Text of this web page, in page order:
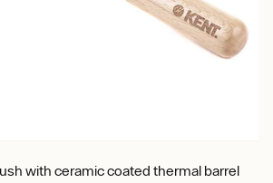
with ceramic coated thermal barrel